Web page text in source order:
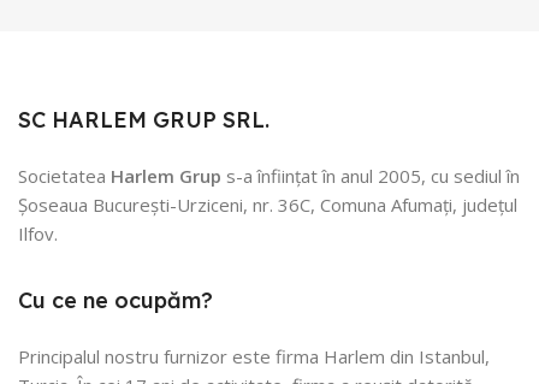
SC HARLEM GRUP SRL.
Societatea Harlem Grup s-a înființat în anul 2005, cu sediul în
Șoseaua București-Urziceni, nr. 36C, Comuna Afumați, județul
Ilfov.
Cu ce ne ocupăm?
Principalul nostru furnizor este firma Harlem din Istanbul,